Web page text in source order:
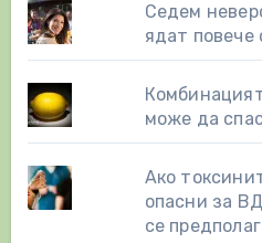
Седем
ядат повече
може да
Ако
опасни за
се